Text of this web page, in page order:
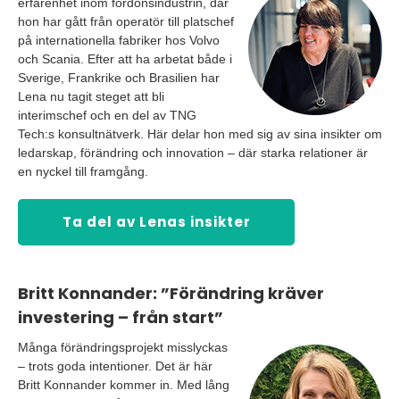
erfarenhet inom fordonsindustrin, där
hon har gått från operatör till platschef
på internationella fabriker hos Volvo
och Scania. Efter att ha arbetat både i
Sverige, Frankrike och Brasilien har
Lena nu tagit steget att bli
interimschef och en del av TNG
Tech:s konsultnätverk. Här delar hon med sig av sina insikter om
ledarskap, förändring och innovation – där starka relationer är
en nyckel till framgång.
Ta del av Lenas insikter
Britt Konnander: ”Förändring kräver
investering – från start”
Många förändringsprojekt misslyckas
– trots goda intentioner. Det är här
Britt Konnander kommer in. Med lång